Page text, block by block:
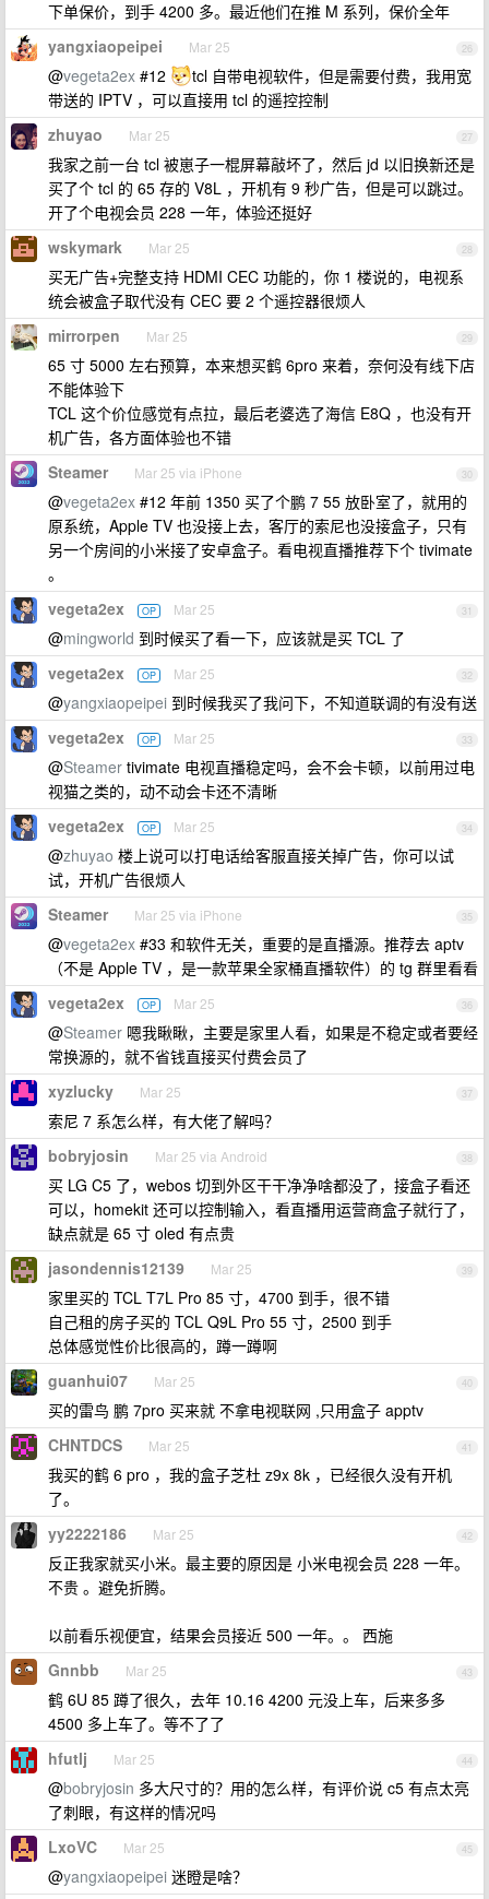
下单保价，到手 4200 多。最近他们在推 M 系列，保价全年
26
yangxiaopeipei Mar 25
@vegeta2ex #12
tcl 自带电视软件，但是需要付费，我用宽
带送的 IPTV ，可以直接用 tcl 的遥控控制
27
zhuyao Mar 25
我家之前一台 tcl 被崽子一棍屏幕敲坏了，然后 jd 以旧换新还是
买了个 tcl 的 65 存的 V8L ，开机有 9 秒广告，但是可以跳过。
开了个电视会员 228 一年，体验还挺好
28
wskymark Mar 25
买无广告+完整支持 HDMI CEC 功能的，你 1 楼说的，电视系
统会被盒子取代没有 CEC 要 2 个遥控器很烦人
29
mirrorpen Mar 25
65 寸 5000 左右预算，本来想买鹤 6pro 来着，奈何没有线下店
不能体验下
TCL 这个价位感觉有点拉，最后老婆选了海信 E8Q ，也没有开
机广告，各方面体验也不错
30
Steamer Mar 25 via iPhone
@vegeta2ex #12 年前 1350 买了个鹏 7 55 放卧室了，就用的
原系统，Apple TV 也没接上去，客厅的索尼也没接盒子，只有
另一个房间的小米接了安卓盒子。看电视直播推荐下个 tivimate
。
31
vegeta2ex OP Mar 25
@mingworld 到时候买了看一下，应该就是买 TCL 了
32
vegeta2ex OP Mar 25
@yangxiaopeipei 到时候我买了我问下，不知道联调的有没有送
33
vegeta2ex OP Mar 25
@Steamer tivimate 电视直播稳定吗，会不会卡顿，以前用过电
视猫之类的，动不动会卡还不清晰
34
vegeta2ex OP Mar 25
@zhuyao 楼上说可以打电话给客服直接关掉广告，你可以试
试，开机广告很烦人
35
Steamer Mar 25 via iPhone
@vegeta2ex #33 和软件无关，重要的是直播源。推荐去 aptv
（不是 Apple TV ，是一款苹果全家桶直播软件）的 tg 群里看看
36
vegeta2ex OP Mar 25
@Steamer 嗯我瞅瞅，主要是家里人看，如果是不稳定或者要经
常换源的，就不省钱直接买付费会员了
37
xyzlucky Mar 25
索尼 7 系怎么样，有大佬了解吗？
38
bobryjosin Mar 25 via Android
买 LG C5 了，webos 切到外区干干净净啥都没了，接盒子看还
可以，homekit 还可以控制输入，看直播用运营商盒子就行了，
缺点就是 65 寸 oled 有点贵
39
jasondennis12139 Mar 25
家里买的 TCL T7L Pro 85 寸，4700 到手，很不错
自己租的房子买的 TCL Q9L Pro 55 寸，2500 到手
总体感觉性价比很高的，蹲一蹲啊
40
guanhui07 Mar 25
买的雷鸟 鹏 7pro 买来就 不拿电视联网 ,只用盒子 apptv
41
CHNTDCS Mar 25
我买的鹤 6 pro ，我的盒子芝杜 z9x 8k ，已经很久没有开机
了。
42
yy2222186 Mar 25
反正我家就买小米。最主要的原因是 小米电视会员 228 一年。
不贵 。避免折腾。
以前看乐视便宜，结果会员接近 500 一年。。 西施
43
Gnnbb Mar 25
鹤 6U 85 蹲了很久，去年 10.16 4200 元没上车，后来多多
4500 多上车了。等不了了
44
hfutlj Mar 25
@bobryjosin 多大尺寸的？用的怎么样，有评价说 c5 有点太亮
了刺眼，有这样的情况吗
45
LxoVC Mar 25
@yangxiaopeipei 迷瞪是啥？